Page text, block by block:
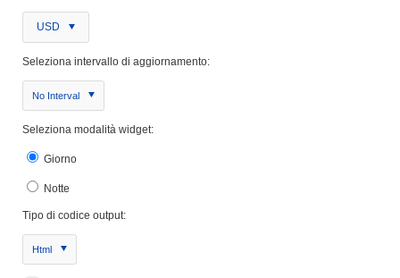
USD
Seleziona intervallo di aggiornamento:
No Interval
Seleziona modalità widget:
Giorno
Notte
Tipo di codice output:
Html